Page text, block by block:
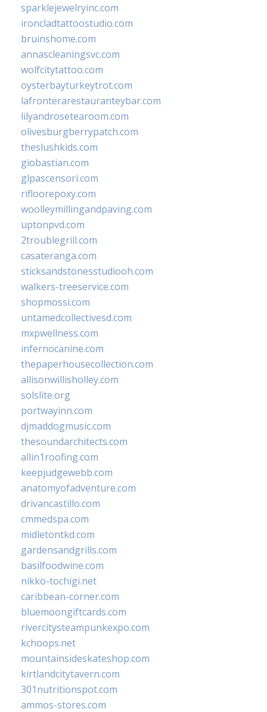
sparklejewelryinc.com
ironcladtattoostudio.com
bruinshome.com
annascleaningsvc.com
wolfcitytattoo.com
oysterbayturkeytrot.com
lafronterarestauranteybar.com
lilyandrosetearoom.com
olivesburgberrypatch.com
theslushkids.com
giobastian.com
glpascensori.com
rifloorepoxy.com
woolleymillingandpaving.com
uptonpvd.com
2troublegrill.com
casateranga.com
sticksandstonesstudiooh.com
walkers-treeservice.com
shopmossi.com
untamedcollectivesd.com
mxpwellness.com
infernocanine.com
thepaperhousecollection.com
allisonwillisholley.com
solslite.org
portwayinn.com
djmaddogmusic.com
thesoundarchitects.com
allin1roofing.com
keepjudgewebb.com
anatomyofadventure.com
drivancastillo.com
cmmedspa.com
midletontkd.com
gardensandgrills.com
basilfoodwine.com
nikko-tochigi.net
caribbean-corner.com
bluemoongiftcards.com
rivercitysteampunkexpo.com
kchoops.net
mountainsideskateshop.com
kirtlandcitytavern.com
301nutritionspot.com
ammos-stores.com